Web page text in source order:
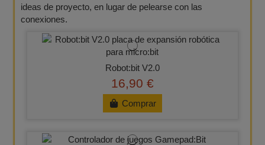
ideas de proyecto, en lugar de pelearse con las
conexiones.
Robot:bit V2.0
16,90 €
Comprar